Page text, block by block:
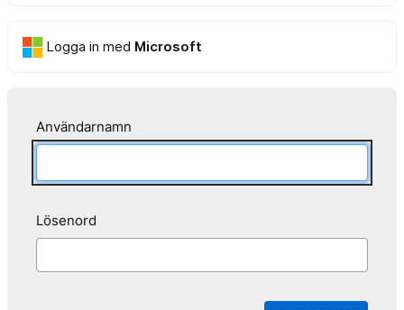
Logga in med Microsoft
Användarnamn
Lösenord